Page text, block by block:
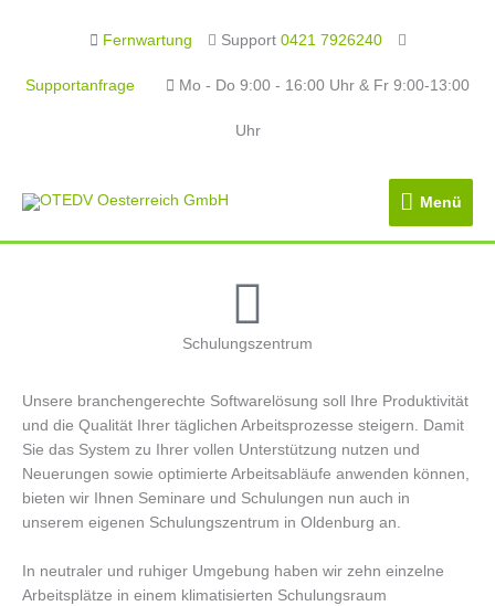
Fernwartung Support 0421 7926240
Supportanfrage Mo - Do 9:00 - 16:00 Uhr & Fr 9:00-13:00
Uhr
Menü
Menü
Schulungszentrum
Unsere branchengerechte Softwarelösung soll Ihre Produktivität
und die Qualität Ihrer täglichen Arbeitsprozesse steigern. Damit
Sie das System zu Ihrer vollen Unterstützung nutzen und
Neuerungen sowie optimierte Arbeitsabläufe anwenden können,
bieten wir Ihnen Seminare und Schulungen nun auch in
unserem eigenen Schulungszentrum in Oldenburg an.
In neutraler und ruhiger Umgebung haben wir zehn einzelne
Arbeitsplätze in einem klimatisierten Schulungsraum